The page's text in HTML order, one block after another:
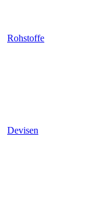
Rohstoffe
Devisen